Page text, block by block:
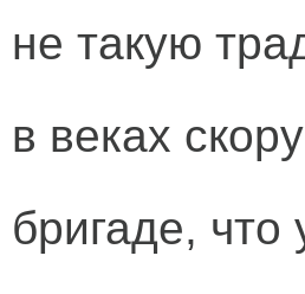
не такую
в веках
бригаде, что